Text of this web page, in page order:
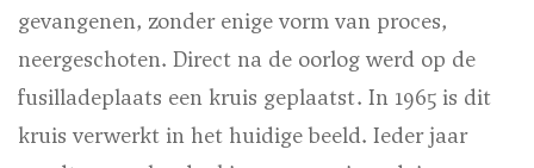
gevangenen, zonder enige vorm van proces,
neergeschoten. Direct na de oorlog werd op de
fusilladeplaats een kruis geplaatst. In 1965 is dit
kruis verwerkt in het huidige beeld. Ieder jaar